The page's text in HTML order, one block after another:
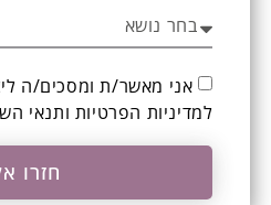
אני מאשר/ת ומסכים/ה
למדיניות הפרטיות ותנאי
חזרו